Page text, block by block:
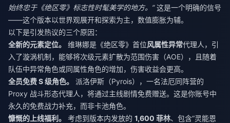
始终忠于《绝区零》标志性时髦美学的地方。”这是一个明确的信号
——这个版本以世界观展开和探索为主，数值膨胀为辅。
以下是引发热议的三个原因：
全新的元素定位。
维琳娜是《绝区零》首位风属性异常代理人，引
入了漩涡机制，能够将次级元素扩散为范围伤害（AOE），且随着
队伍中异常角色或同属性角色的增加，伤害收益会更高。
全员免费 S 级角色。
派洛伊斯（Pyrois），一名法厄同阵营的
Proxy 战斗形态代理人，将通过主线剧情免费赠送。这是你账号中
永久的免费战力补充，而非卡池角色。
慷慨的上线福利。
考虑到版本内发放的 1,600 菲林、包含“灵能恩